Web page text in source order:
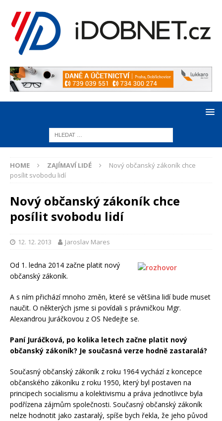
HOME ZAJÍMAVÍ LIDÉ
Nový občanský zákoník chce
posílit svobodu lidí
Nový občanský zákoník chce
posílit svobodu lidí
12. 12. 2013 Jaroslav Mares
Od 1. ledna 2014 začne platit nový
občanský zákoník.
A s ním přichází mnoho změn, které se většina lidí bude muset
naučit. O některých jsme si povídali s právničkou Mgr.
Alexandrou Juráčkovou z OS Nedejte se.
Paní Juráčková, po kolika letech začne platit nový
občanský zákoník? Je současná verze hodně zastaralá?
Současný občanský zákoník z roku 1964 vychází z koncepce
občanského zákoníku z roku 1950, který byl postaven na
principech socialismu a kolektivismu a práva jednotlivce byla
podřízena zájmům společnosti. Současný občanský zákoník
nelze hodnotit jako zastaralý, spíše bych řekla, že jeho původ